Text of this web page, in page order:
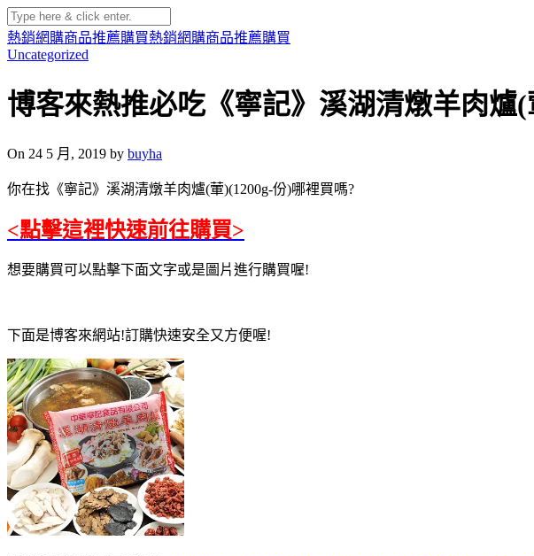
熱銷網購商品推薦購買熱銷網購商品推薦購買
Uncategorized
博客來熱推必吃《寧記》溪湖清燉羊肉爐
On 24 5 月, 2019 by buyha
你在找《寧記》溪湖清燉羊肉爐(葷)(1200g-份)哪裡買嗎?
<點擊這裡快速前往購買>
想要購買可以點擊下面文字或是圖片進行購買喔!
下面是博客來網站!訂購快速安全又方便喔!